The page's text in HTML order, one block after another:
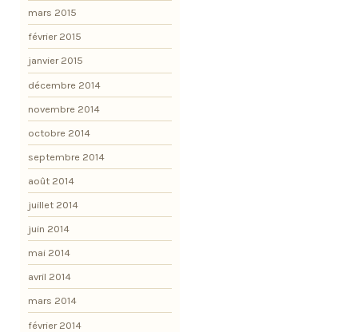
mars 2015
février 2015
janvier 2015
décembre 2014
novembre 2014
octobre 2014
septembre 2014
août 2014
juillet 2014
juin 2014
mai 2014
avril 2014
mars 2014
février 2014